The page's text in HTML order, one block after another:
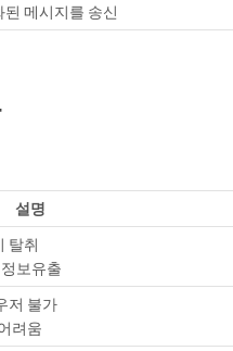
메시지를 송신
설명
탈취
보유출
저 불가
려움